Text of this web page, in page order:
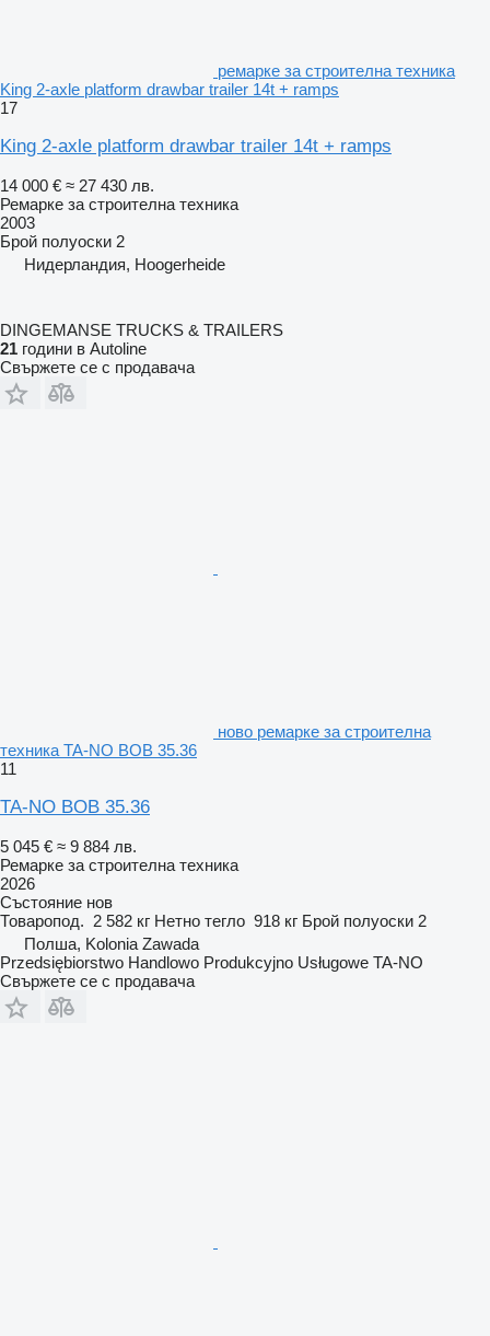
ремарке за строителна техника
King 2-axle platform drawbar trailer 14t + ramps
17
King 2-axle platform drawbar trailer 14t + ramps
14 000 € ≈ 27 430 лв.
Ремарке за строителна техника
2003
Брой полуоски 2
Нидерландия, Hoogerheide
DINGEMANSE TRUCKS & TRAILERS
21 години в Autoline
Свържете се с продавача
ново ремарке за строителна
техника TA-NO BOB 35.36
11
TA-NO BOB 35.36
5 045 € ≈ 9 884 лв.
Ремарке за строителна техника
2026
Състояние нов
Товаропод. 2 582 кг Нетно тегло 918 кг Брой полуоски 2
Полша, Kolonia Zawada
Przedsiębiorstwo Handlowo Produkcyjno Usługowe TA-NO
Свържете се с продавача